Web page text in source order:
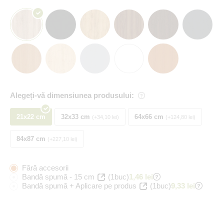
Alegeți-vă dimensiunea produsului:
21x22 cm 32x33 cm +34,10 lei 64x66 cm +124,80 lei
84x87 cm +227,10 lei
Fără accesorii
Bandă spumă - 15 cm
(1buc)1,46 lei
Bandă spumă + Aplicare pe produs
(1buc)9,33 lei